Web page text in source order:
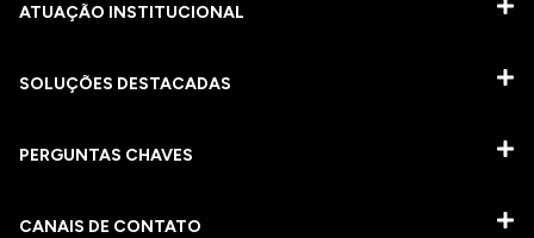
ATUAÇÃO INSTITUCIONAL
SOLUÇÕES DESTACADAS
PERGUNTAS CHAVES​
CANAIS DE CONTATO